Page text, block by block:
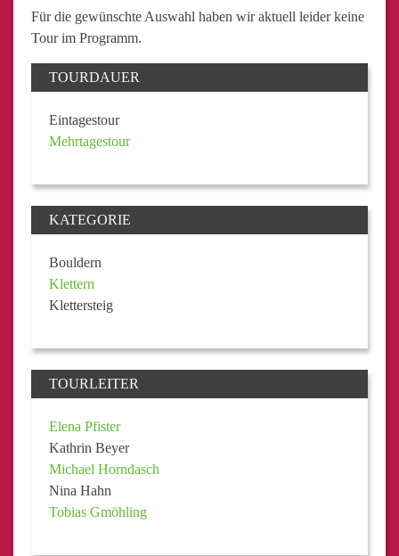
Für die gewünschte Auswahl haben wir aktuell leider keine
Tour im Programm.
TOURDAUER
Eintagestour
Mehrtagestour
KATEGORIE
Bouldern
Klettern
Klettersteig
TOURLEITER
Elena Pfister
Kathrin Beyer
Michael Horndasch
Nina Hahn
Tobias Gmöhling